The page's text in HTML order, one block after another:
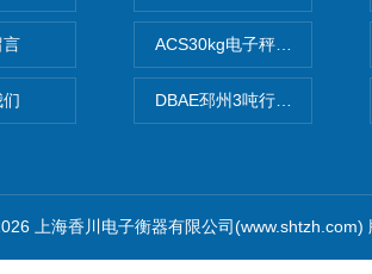
言 ACS30kg电子秤价格,30公
DBAE邳州3吨行车电子吊秤
上海香川电子衡器有限公司(www.shtzh.com)